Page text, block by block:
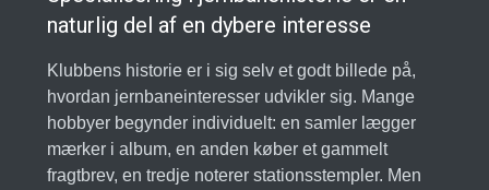
naturlig del af en dybere interesse
Klubbens historie er i sig selv et godt billede på,
hvordan jernbaneinteresser udvikler sig. Mange
hobbyer begynder individuelt: en samler lægger
mærker i album, en anden køber et gammelt
fragtbrev, en tredje noterer stationsstempler. Men